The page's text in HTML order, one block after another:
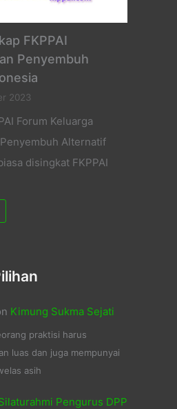
FKPPAI
Penyembuh
2023
Forum Keluarga
Alternatif
disingkat FKPPAI
Kimung Sukma Sejati
praktisi harus
luas dan juga mempunyai
asih
Pengurus DPP